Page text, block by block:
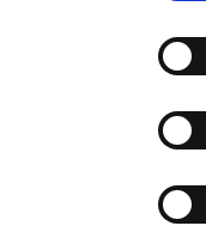
vandaag kan uitpakken